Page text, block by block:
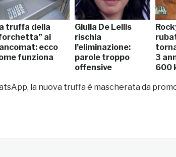
truffa della
ai
ecco
funziona
Giulia De Lellis
rischia
l’eliminazione:
parole troppo
offensive
3
600
la nuova truffa è mascherata da